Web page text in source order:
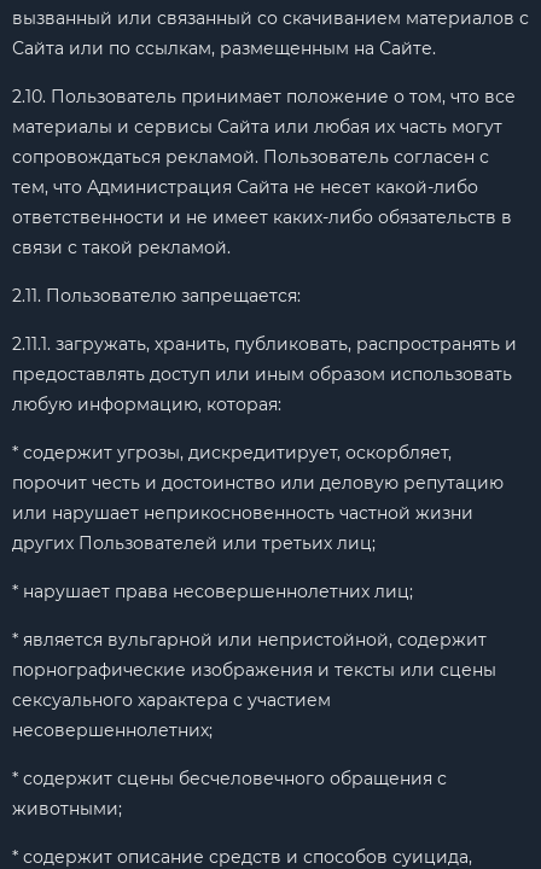
вызванный или связанный со скачиванием материалов с
Сайта или по ссылкам, размещенным на Сайте.
2.10. Пользователь принимает положение о том, что все
материалы и сервисы Сайта или любая их часть могут
сопровождаться рекламой. Пользователь согласен с
тем, что Администрация Сайта не несет какой-либо
ответственности и не имеет каких-либо обязательств в
связи с такой рекламой.
2.11. Пользователю запрещается:
2.11.1. загружать, хранить, публиковать, распространять и
предоставлять доступ или иным образом использовать
любую информацию, которая:
* содержит угрозы, дискредитирует, оскорбляет,
порочит честь и достоинство или деловую репутацию
или нарушает неприкосновенность частной жизни
других Пользователей или третьих лиц;
* нарушает права несовершеннолетних лиц;
* является вульгарной или непристойной, содержит
порнографические изображения и тексты или сцены
сексуального характера с участием
несовершеннолетних;
* содержит сцены бесчеловечного обращения с
животными;
* содержит описание средств и способов суицида,